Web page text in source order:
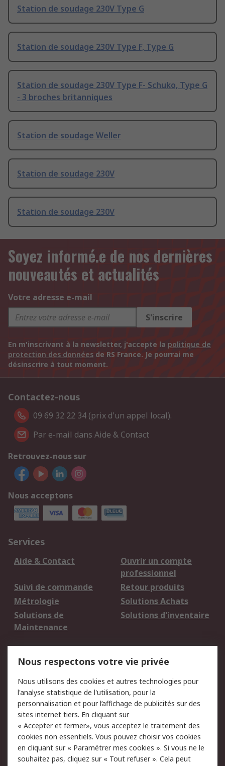
Station de soudage 230V Type G
Station de soudage 230V Type F, Type G
Station de soudage 230V Type F- Schuko, Type G
- 3 broches britanniques
Station de soudage Weller
Station de soudage 230V
Station de soudage 230V
Soyez informé.e de nos dernières
nouveautés et actualités
Votre adresse e-mail
S'inscrire
En m'inscrivant à la newsletter, j'accepte la politique de
protection des données de RS France. Je pourrai me
désinscrire à tout moment.
Contactez-nous
09 69 32 22 34 (prix d'un appel local).
Par e-mail dans Aide & Contact
Retrouvez-nous sur
Nous acceptons
Services
Aide & Contact
Ouvrir un compte
professionnel
Suivi de commande
Retour produits
Métrologie
Solutions Achats
Solutions de
Maintenance
Solutions d'inventaire
du site
Politique de protection
des données - Mise à
jour
Sécurité des E-mails
Conditions générales
de vente
Politique anti-
corruption
Campagnes marketing
Nous respectons votre vie privée
Nous utilisons des cookies et autres technologies pour
l'analyse statistique de l'utilisation, pour la
personnalisation et pour l’affichage de publicités sur des
sites internet tiers. En cliquant sur
« Accepter et fermer», vous acceptez le traitement des
cookies non essentiels. Vous pouvez choisir vos cookies
en cliquant sur « Paramétrer mes cookies ». Si vous ne le
souhaitez pas, cliquez sur « Tout refuser ». Cela peut